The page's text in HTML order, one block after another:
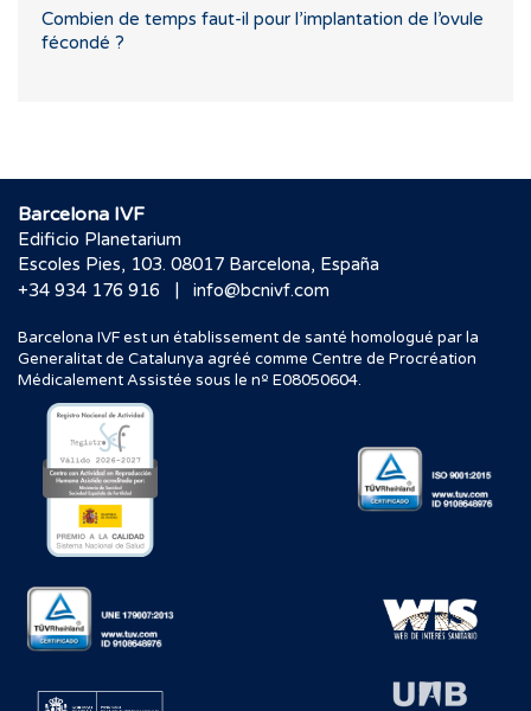
Combien de temps faut-il pour l’implantation de l’ovule
fécondé ?
Barcelona IVF
Edificio Planetarium
Escoles Pies, 103. 08017 Barcelona, España
+34 934 176 916
| info@bcnivf.com
Barcelona IVF est un établissement de santé homologué par la
Generalitat de Catalunya agréé comme Centre de Procréation
Médicalement Assistée sous le nº E08050604.